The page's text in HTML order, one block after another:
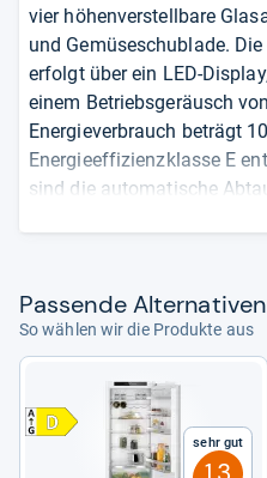
vier höhenverstellbare
und Gemüseschublade.
erfolgt über ein LED-
einem Betriebsgeräusch
Energieverbrauch beträgt
Energieeffizienzklasse E
sind die automatische
Fünf Abstellflächen,
Elektronische
35 dB Betriebsgeräusch
102 kWh jährlicher
Effizienzklasse E
Das sagen die Quellen:Der
Pas­sende Alter­na­ti­ven
So wählen wir die Produkte aus
Sehr gut